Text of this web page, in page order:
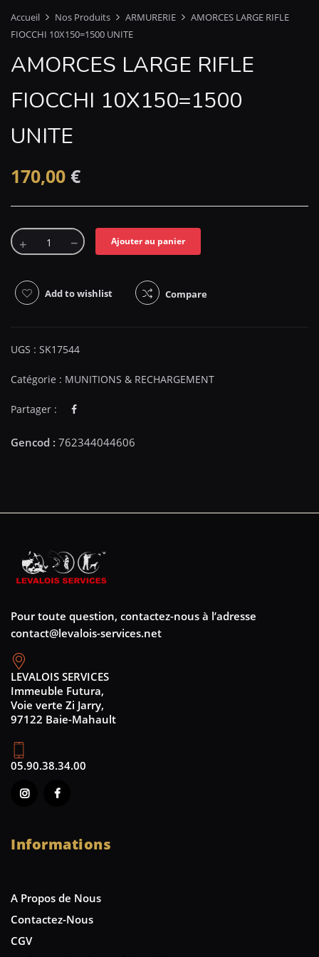
Accueil Nos Produits ARMURERIE
AMORCES LARGE RIFLE
FIOCCHI 10X150=1500 UNITE
AMORCES LARGE RIFLE
FIOCCHI 10X150=1500
UNITE
170,00 €
Ajouter au panier
Add to wishlist Compare
UGS : SK17544
Catégorie : MUNITIONS & RECHARGEMENT
Partager :
Pour toute question, contactez-nous à l’adresse
contact@levalois-services.net
LEVALOIS SERVICES
Immeuble Futura,
Voie verte Zi Jarry,
97122 Baie-Mahault
05.90.38.34.00
Informations
A Propos de Nous
Contactez-Nous
CGV